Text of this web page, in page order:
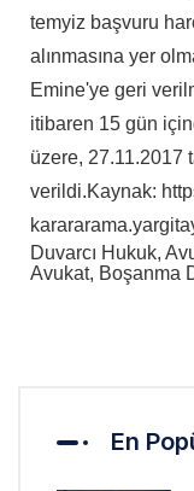
temyiz başvuru
alınmasına yer
Emine'ye geri
itibaren 15 gün
üzere, 27.11.2017
verildi.Kaynak:
Duvarcı Hukuk,
Avukat, Boşanma
En